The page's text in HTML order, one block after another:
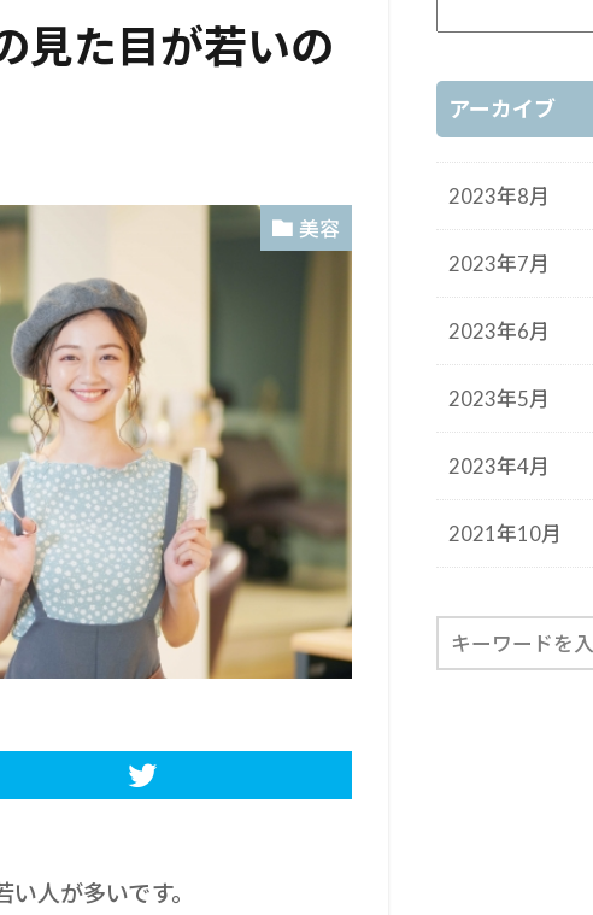
見た目が若いの
美容
人が多いです。
アーカイブ
2023年8月
2023年7月
2023年6月
2023年5月
2023年4月
2021年10月